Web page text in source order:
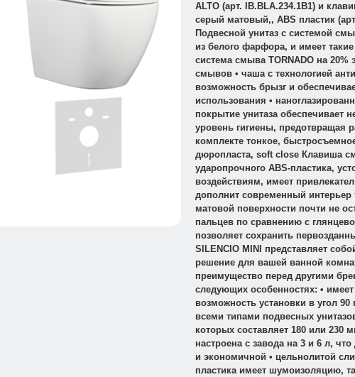
ALTO (арт. IB.BLA.234.1B1) и
серый матовый,, ABS пластик
Подвесной унитаз с системой
из белого фарфора, и имеет такие
система смыва TORNADO на 20%
смывов • чаша с технологией
возможность брызг и
использования •
покрытие унитаза обеспечивает
уровень гигиены, предотвращая
комплекте тонкое,
дюропласта, soft close Клавиша
ударопрочного ABS-пластика,
воздействиям, имеет
дополнит современный интерьер
матовой поверхности почти не
пальцев по сравнению с
позволяет сохранить
SILENCIO MINI представляет
решение для вашей ванной
преимущество перед другими
следующих особенностях: •
возможность установки в угол
всеми типами подвесных
которых составляет 180 или 230
настроена с завода на 3 и 6 л,
и экономичной • цельнолитой
пластика имеет шумоизоляцию,